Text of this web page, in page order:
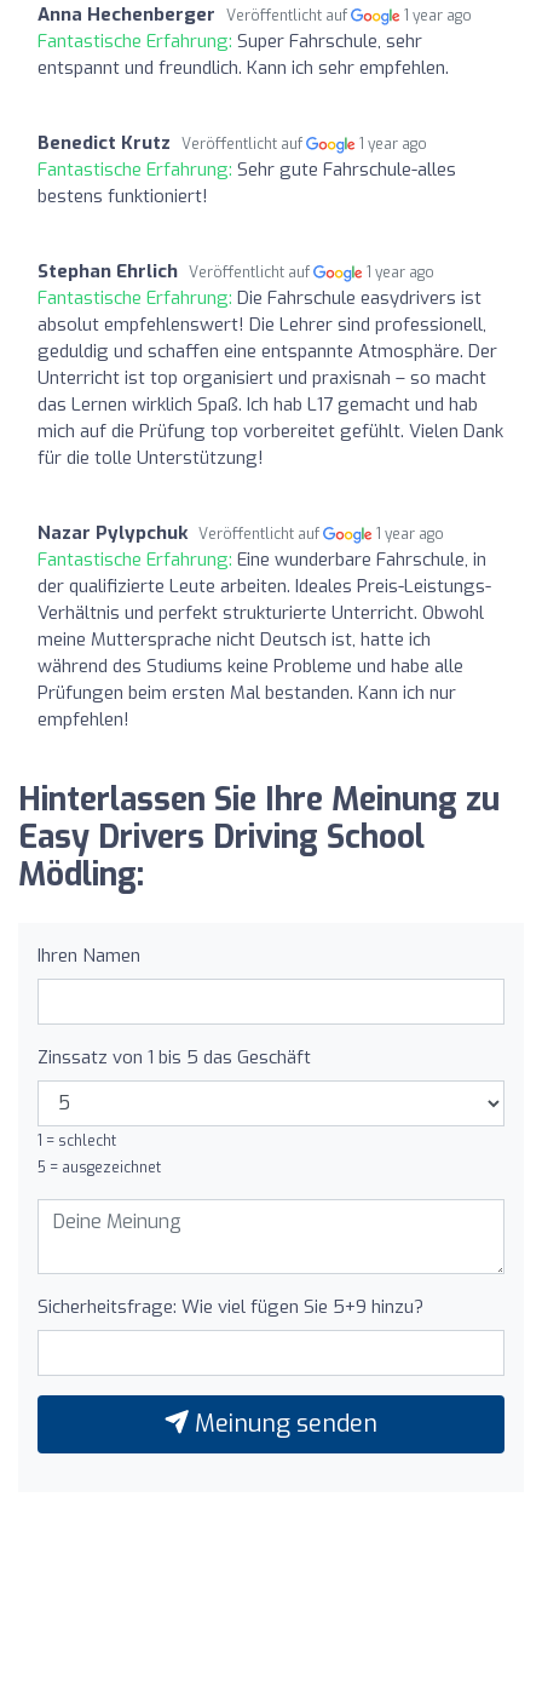
Anna Hechenberger Veröffentlicht auf 1 year ago
Fantastische Erfahrung: Super Fahrschule, sehr
entspannt und freundlich. Kann ich sehr empfehlen.
Benedict Krutz Veröffentlicht auf 1 year ago
Fantastische Erfahrung: Sehr gute Fahrschule-alles
bestens funktioniert!
Stephan Ehrlich Veröffentlicht auf 1 year ago
Fantastische Erfahrung: Die Fahrschule easydrivers ist
absolut empfehlenswert! Die Lehrer sind professionell,
geduldig und schaffen eine entspannte Atmosphäre. Der
Unterricht ist top organisiert und praxisnah – so macht
das Lernen wirklich Spaß. Ich hab L17 gemacht und hab
mich auf die Prüfung top vorbereitet gefühlt. Vielen Dank
für die tolle Unterstützung!
Nazar Pylypchuk Veröffentlicht auf 1 year ago
Fantastische Erfahrung: Eine wunderbare Fahrschule, in
der qualifizierte Leute arbeiten. Ideales Preis-Leistungs-
Verhältnis und perfekt strukturierte Unterricht. Obwohl
meine Muttersprache nicht Deutsch ist, hatte ich
während des Studiums keine Probleme und habe alle
Prüfungen beim ersten Mal bestanden. Kann ich nur
empfehlen!
Hinterlassen Sie Ihre Meinung zu
Easy Drivers Driving School
Mödling:
Ihren Namen
Zinssatz von 1 bis 5 das Geschäft
1 = schlecht
5 = ausgezeichnet
Sicherheitsfrage: Wie viel fügen Sie 5+9 hinzu?
Meinung senden